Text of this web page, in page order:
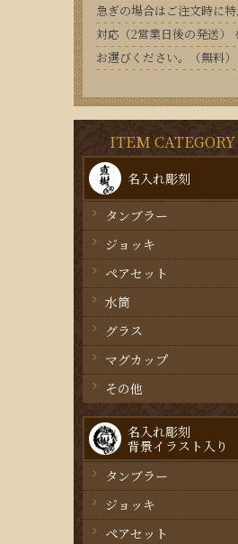
急ぎの場合はご注文時に
対応（2営業日後の発送）
お選びください。（無料）
ITEM CATEGORY
名入れ彫刻
タンブラー
ジョッキ
ペアセット
水筒
グラス
マグカップ
その他
名入れ彫刻
背景イラスト入り
タンブラー
ジョッキ
ペアセット